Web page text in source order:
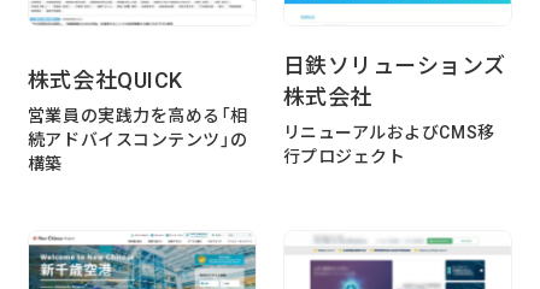
Recruit News
お知らせ
Contact
お問い合わせ
PICK UP
株式会社QUICK
営業員の実践力を高める「相
続アドバイスコンテンツ」の
構築
日鉄ソリューションズ
株式会社
リニューアルおよびCMS移
行プロジェクト